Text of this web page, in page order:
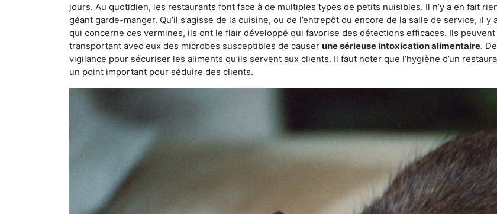
jours. Au quotidien, les restaurants font face à de multiples types de petits nuisibles. Il n’y a en fait
géant garde-manger. Qu’il s’agisse de la cuisine, ou de l’entrepôt ou encore de la salle de service, il
qui concerne ces vermines, ils ont le flair développé qui favorise des détections efficaces. Ils
transportant avec eux des microbes susceptibles de causer une sérieuse intoxication alimentaire.
vigilance pour sécuriser les aliments qu’ils servent aux clients. Il faut noter que l’hygiène d’un
un point important pour séduire des clients.